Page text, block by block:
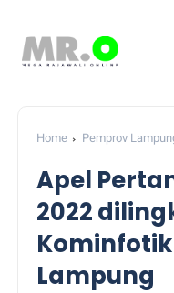
Home Pemprov
Apel
2022
Lampung